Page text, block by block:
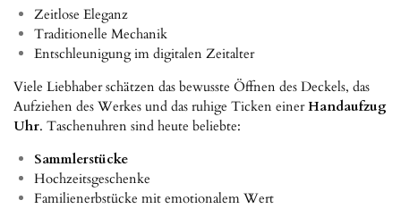
Zeitlose Eleganz
Traditionelle Mechanik
Entschleunigung im digitalen Zeitalter
Viele Liebhaber schätzen das bewusste Öffnen des Deckels, das
Aufziehen des Werkes und das ruhige Ticken einerHandaufzug
Uhr. Taschenuhren sind heute beliebte:
Sammlerstücke
Hochzeitsgeschenke
Familienerbstücke mit emotionalem Wert